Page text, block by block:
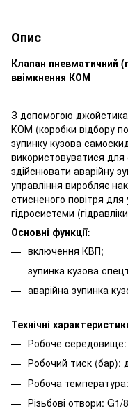
Опис
Клапан пневматичний
ввімкнення КОМ
З допомогою
КОМ (коробки відбору
зупинку кузова
використовуватися для
здійснювати аварійну
управління виробляє
стисненого повітря
гідросистеми
Основні функції:
включення КВП;
зупинка кузова
аварійна зупинка
Технічні
Робоче середовище:
Робочий тиск (бар):
Робоча
Різьбові отвори: G1/